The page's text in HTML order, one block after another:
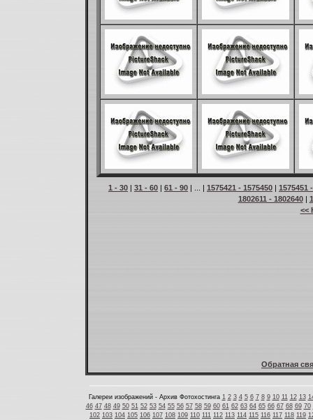
1 - 30 | 31 - 60 | 61 - 90 | ... | 1575421 - 1575450 | 1575451
1802611 - 1802640|
<<
Обратная
Галереи изображений - Архив Фотохостинга 1 2 3 4 5 6 7 8 9 10 11 12 13
46 47 48 49 50 51 52 53 54 55 56 57 58 59 60 61 62 63 64 65 66 67 68 69 70
102 103 104 105 106 107 108 109 110 111 112 113 114 115 116 117 118 119